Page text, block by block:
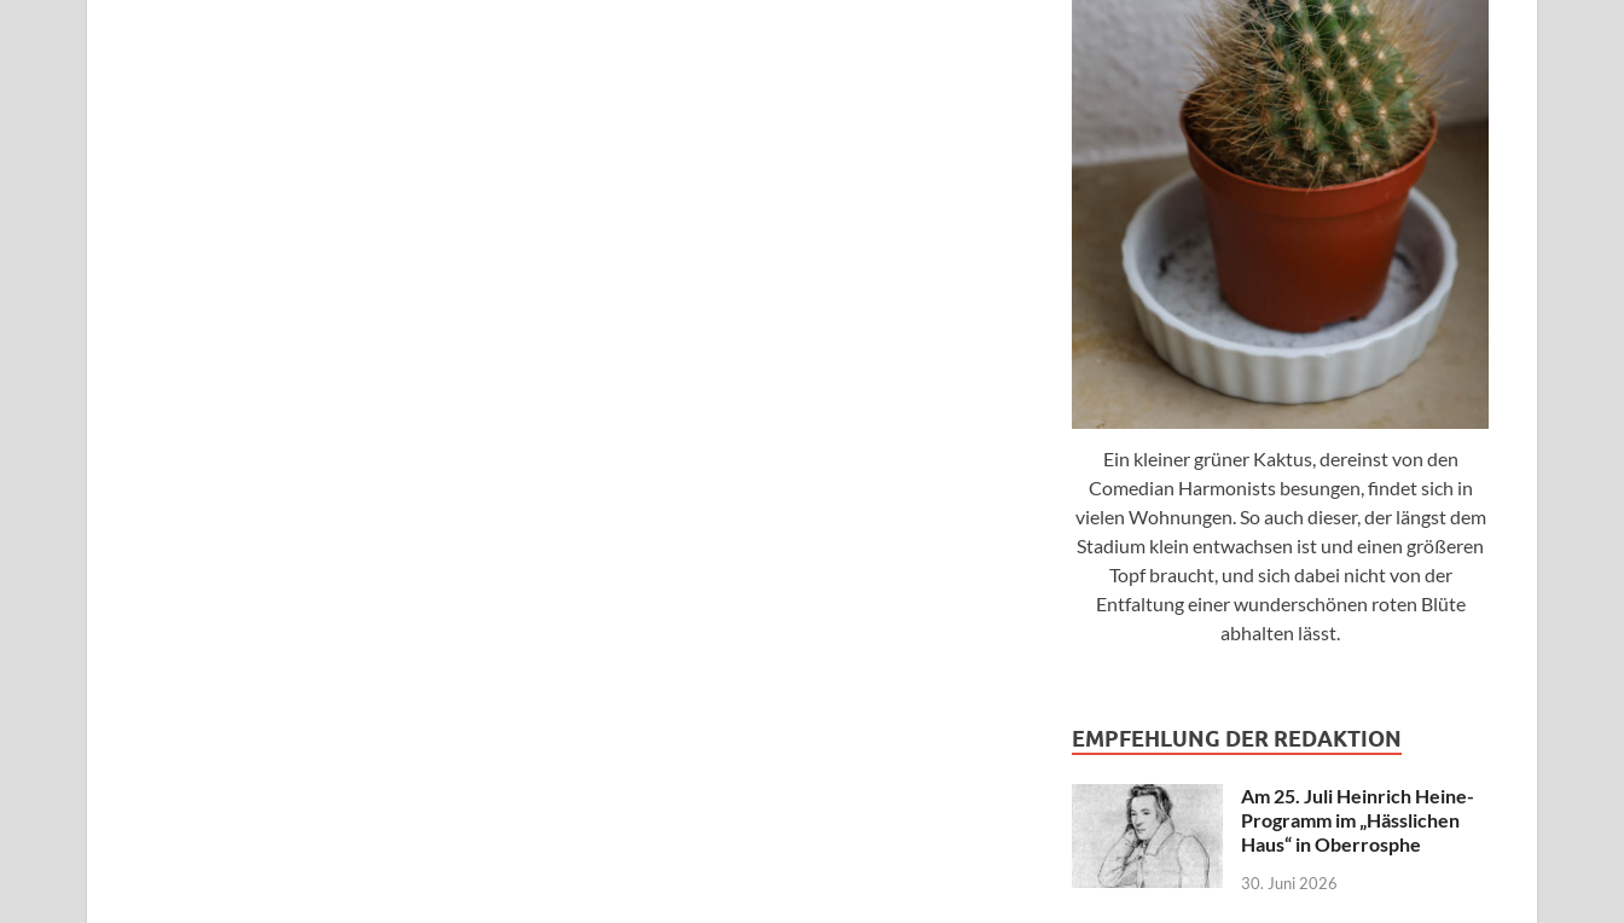
Ein kleiner grüner Kaktus, dereinst von den
Comedian Harmonists besungen, findet sich in
vielen Wohnungen. So auch dieser, der längst dem
Stadium klein entwachsen ist und einen größeren
Topf braucht, und sich dabei nicht von der
Entfaltung einer wunderschönen roten Blüte
abhalten lässt.
EMPFEHLUNG DER REDAKTION
Am 25. Juli Heinrich Heine-
Programm im „Hässlichen
Haus“ in Oberrosphe
30. Juni 2026